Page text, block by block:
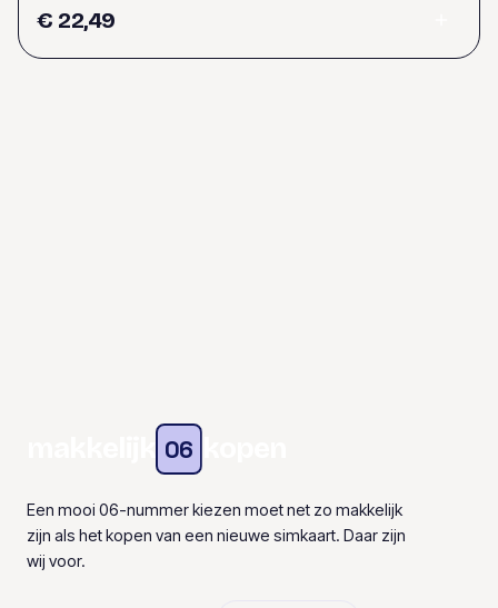
€ 22,49
06
Een mooi 06-nummer kiezen moet net zo makkelijk
zijn als het kopen van een nieuwe simkaart. Daar zijn
wij voor.